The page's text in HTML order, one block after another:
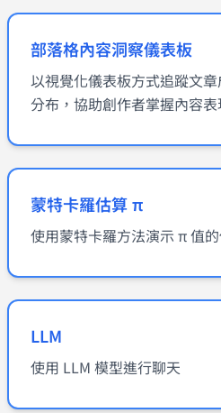
部落格內容洞察儀表板
以視覺化儀表板方式追蹤文
分布，協助創作者掌握內容表
蒙特卡羅估算 π
使用蒙特卡羅方法演示 π 值
LLM
使用 LLM 模型進行聊天